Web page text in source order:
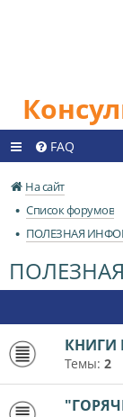
FAQ
На сайт
Список форумов
ПОЛЕЗНАЯ
КНИГИ
Темы: 2